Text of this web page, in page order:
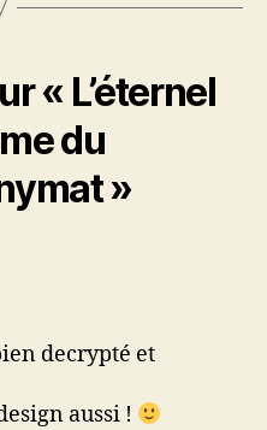
« L’éternel
du
»
decrypté et
aussi !